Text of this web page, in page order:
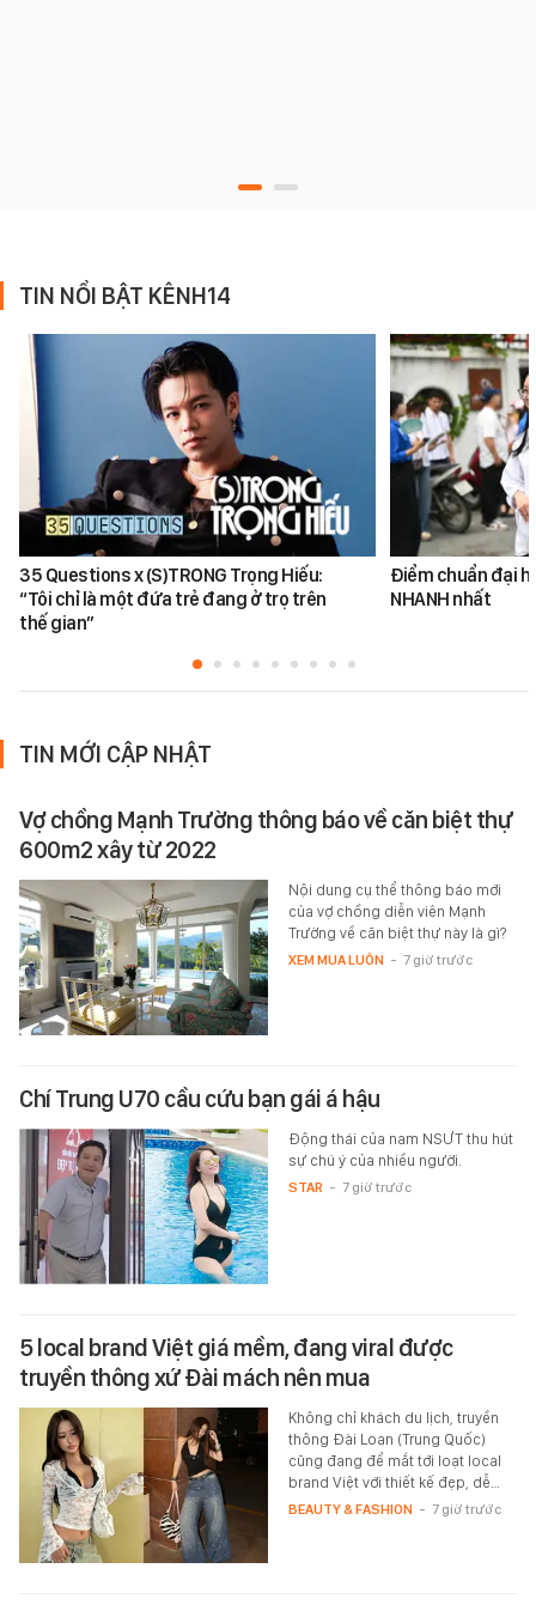
TIN NỔI BẬT KÊNH14
35 Questions x (S)TRONG Trọng Hiếu:
“Tôi chỉ là một đứa trẻ đang ở trọ trên
thế gian”
Điểm chuẩn đại
NHANH nhất
TIN MỚI CẬP NHẬT
Vợ chồng Mạnh Trường thông báo về căn biệt thự
600m2 xây từ 2022
Nội dung cụ thể thông báo mới
của vợ chồng diễn viên Mạnh
Trường về căn biệt thự này là gì?
XEM MUA LUÔN - 7 giờ trước
Chí Trung U70 cầu cứu bạn gái á hậu
Động thái của nam NSƯT thu hút
sự chú ý của nhiều người.
STAR - 7 giờ trước
5 local brand Việt giá mềm, đang viral được
truyền thông xứ Đài mách nên mua
Không chỉ khách du lịch, truyền
thông Đài Loan (Trung Quốc)
cũng đang để mắt tới loạt local
brand Việt với thiết kế đẹp, dễ…
BEAUTY & FASHION - 7 giờ trước